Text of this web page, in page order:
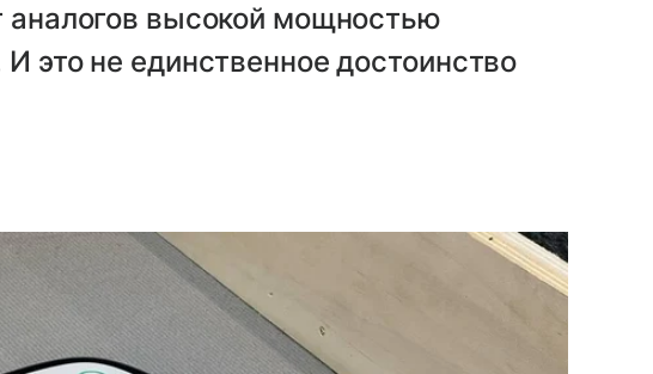
аналогов высокой мощностью
это не единственное достоинство